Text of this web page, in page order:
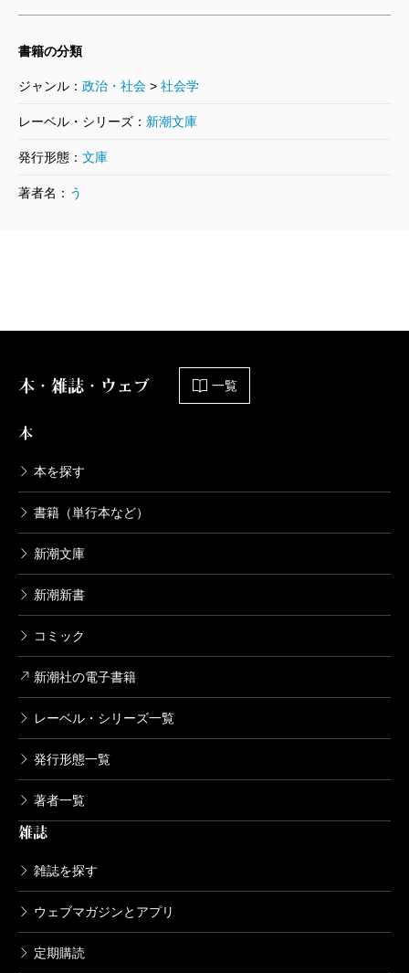
書籍の分類
ジャンル： 政治・社会 > 社会学
レーベル・シリーズ： 新潮文庫
発行形態： 文庫
著者名： う
本・雑誌・ウェブ 一覧
本
本を探す
書籍（単行本など）
新潮文庫
新潮新書
コミック
新潮社の電子書籍
レーベル・シリーズ一覧
発行形態一覧
著者一覧
雑誌
雑誌を探す
ウェブマガジンとアプリ
定期購読